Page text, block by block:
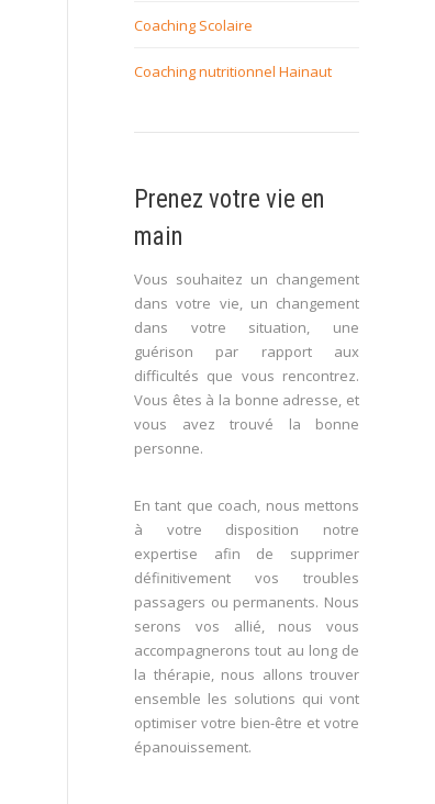
Coaching Scolaire
Coaching nutritionnel Hainaut
Prenez votre vie en
main
Vous souhaitez un changement
dans votre vie, un changement
dans votre situation, une
guérison par rapport aux
difficultés que vous rencontrez.
Vous êtes à la bonne adresse, et
vous avez trouvé la bonne
personne.
En tant que coach, nous mettons
à votre disposition notre
expertise afin de supprimer
définitivement vos troubles
passagers ou permanents. Nous
serons vos allié, nous vous
accompagnerons tout au long de
la thérapie, nous allons trouver
ensemble les solutions qui vont
optimiser votre bien-être et votre
épanouissement.